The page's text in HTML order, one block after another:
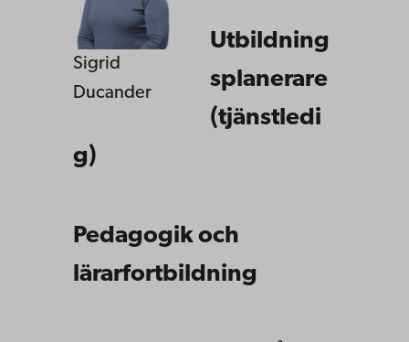
Sigrid
Ducander
Utbildning
splanerare
(tjänstledi
g)
Pedagogik och
lärarfortbildning